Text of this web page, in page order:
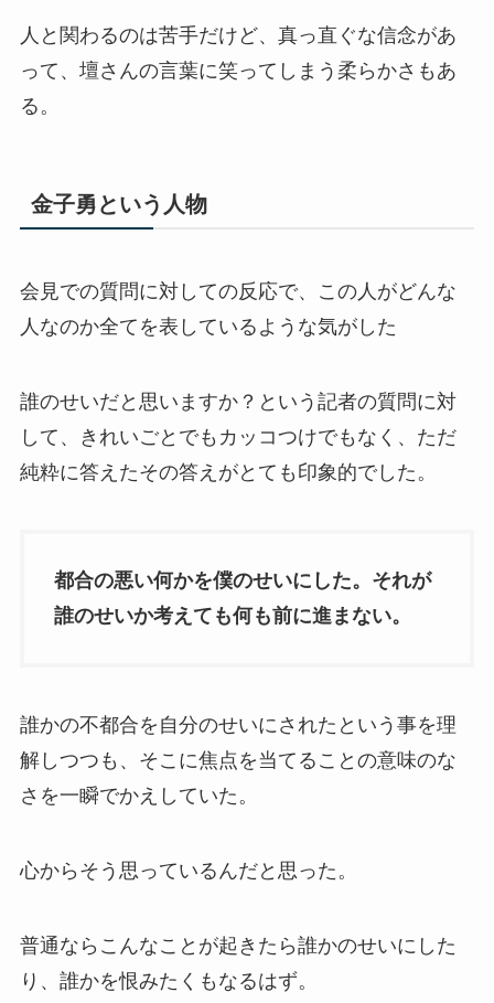
人と関わるのは苦手だけど、真っ直ぐな信念があ
って、壇さんの言葉に笑ってしまう柔らかさもあ
る。
金子勇という人物
会見での質問に対しての反応で、この人がどんな
人なのか全てを表しているような気がした
誰のせいだと思いますか？という記者の質問に対
して、きれいごとでもカッコつけでもなく、ただ
純粋に答えたその答えがとても印象的でした。
都合の悪い何かを僕のせいにした。それが
誰のせいか考えても何も前に進まない。
誰かの不都合を自分のせいにされたという事を理
解しつつも、そこに焦点を当てることの意味のな
さを一瞬でかえしていた。
心からそう思っているんだと思った。
普通ならこんなことが起きたら誰かのせいにした
り、誰かを恨みたくもなるはず。